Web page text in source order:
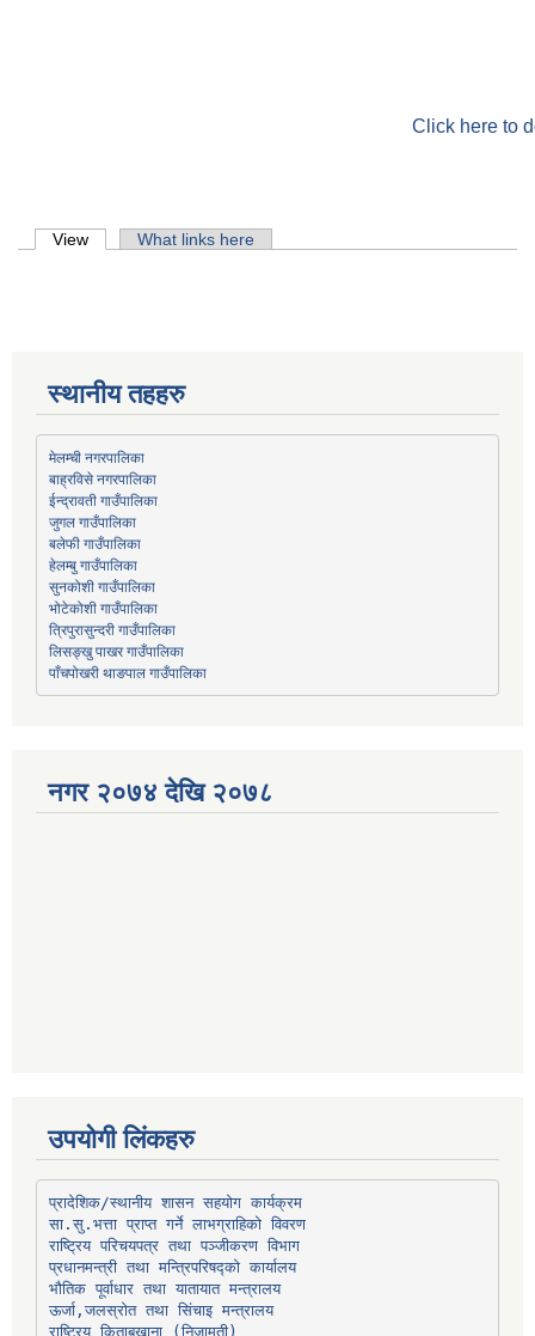
Click here to
Primary tabs
View (active tab)What links here
स्थानीय तहहरु
मेलम्ची नगरपालिका
बाह्रविसे नगरपालिका
ईन्द्रावती गाउँपालिका
जुगल गाउँपालिका
बलेफी गाउँपालिका
हेलम्बु गाउँपालिका
सुनकोशी गाउँपालिका
भोटेकोशी गाउँपालिका
त्रिपुरासुन्दरी गाउँपालिका
लिसङ्खु पाखर गाउँपालिका
पाँचपोखरी थाङपाल गाउँपालिका
नगर २०७४ देखि २०७८
उपयोगी लिंकहरु
प्रादेशिक/स्थानीय शासन सहयोग कार्यक्रम
सा.सु.भत्ता प्राप्त गर्ने लाभग्राहिको विवरण
राष्ट्रिय परिचयपत्र तथा पञ्‍जीकरण विभाग
प्रधानमन्त्री तथा मन्त्रिपरिषद्को कार्यालय
भौतिक पूर्वाधार तथा यातायात मन्त्रालय
ऊर्जा,जलस्रोत तथा सिंचाइ मन्त्रालय